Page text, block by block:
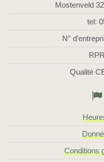
Mostenveld
tel:
N°
Qualité
Conditions